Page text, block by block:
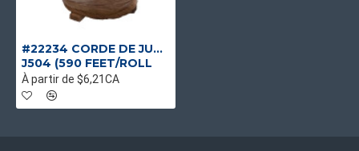
#22234 CORDE DE JUTE MULTI CORDE #28 4 PLIES 50 LBS/CONE
J504 (590 FEET/ROLL
À partir de $6,21CA